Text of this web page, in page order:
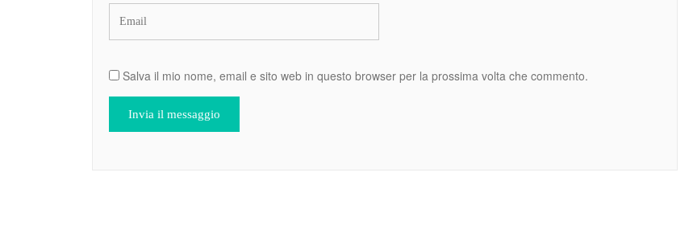
Salva il mio nome, email e sito web in questo browser per la prossima volta che commento.